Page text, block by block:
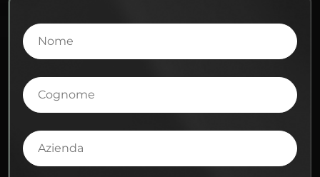
Nome
Cognome
Azienda